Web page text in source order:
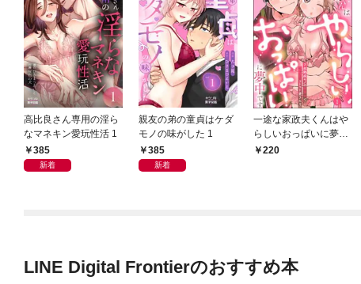
高比良さん専用の淫ら
なマネキン愛玩性活 1
385
新着
親友の弟の童貞はケダ
モノの味がした 1
385
新着
一途な家政夫くんはや
らしいおっぱいに夢中
です 7年熟成モノの執
220
LINE Digital Frontierのおすすめ本